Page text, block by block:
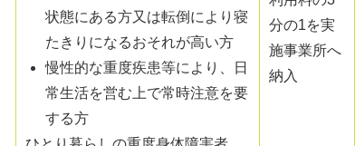
状態にある方又は転倒により寝
たきりになるおそれが高い方
慢性的な重度疾患等により、日
常生活を営む上で常時注意を要
する方
分の1を実
施事業所へ
納入